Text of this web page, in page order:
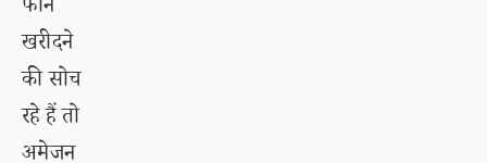
फोन
खरीदने
की सोच
रहे हैं तो